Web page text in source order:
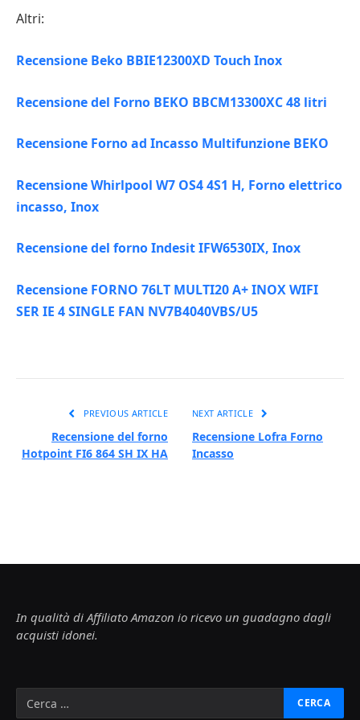
Altri:
Recensione Beko BBIE12300XD Touch Inox
Recensione del Forno BEKO BBCM13300XC 48 litri
Recensione Forno ad Incasso Multifunzione BEKO
Recensione Whirlpool W7 OS4 4S1 H, Forno elettrico
incasso, Inox
Recensione del forno Indesit IFW6530IX, Inox
Recensione FORNO 76LT MULTI20 A+ INOX WIFI
SER IE 4 SINGLE FAN NV7B4040VBS/U5
PREVIOUS ARTICLE
Recensione del forno
Hotpoint FI6 864 SH IX HA
NEXT ARTICLE
Recensione Lofra Forno
Incasso
In qualità di Affiliato Amazon io ricevo un guadagno dagli
acquisti idonei.